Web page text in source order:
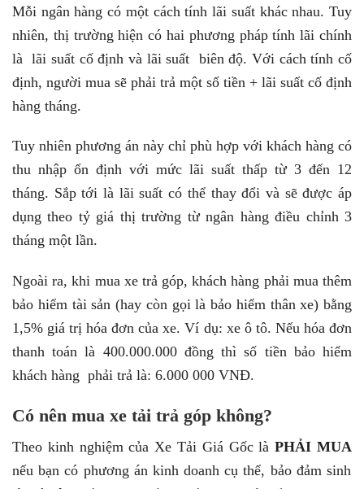
Mỗi ngân hàng có một cách tính lãi suất khác nhau. Tuy
nhiên, thị trường hiện có hai phương pháp tính lãi chính
là lãi suất cố định và lãi suất biên độ. Với cách tính cố
định, người mua sẽ phải trả một số tiền + lãi suất cố định
hàng tháng.
Tuy nhiên phương án này chỉ phù hợp với khách hàng có
thu nhập ổn định với mức lãi suất thấp từ 3 đến 12
tháng. Sắp tới là lãi suất có thể thay đổi và sẽ được áp
dụng theo tỷ giá thị trường từ ngân hàng điều chỉnh 3
tháng một lần.
Ngoài ra, khi mua xe trả góp, khách hàng phải mua thêm
bảo hiểm tài sản (hay còn gọi là bảo hiểm thân xe) bằng
1,5% giá trị hóa đơn của xe. Ví dụ: xe ô tô. Nếu hóa đơn
thanh toán là 400.000.000 đồng thì số tiền bảo hiểm
khách hàng phải trả là: 6.000 000 VNĐ.
Có nên mua xe tải trả góp không?
Theo kinh nghiệm của Xe Tải Giá Gốc làPHẢI MUA
nếu bạn có phương án kinh doanh cụ thể, bảo đảm sinh